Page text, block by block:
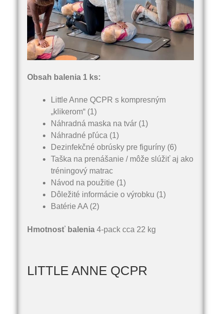
Obsah balenia 1 ks:
Little Anne QCPR s kompresným
„klikerom“ (1)
Náhradná maska na tvár (1)
Náhradné pľúca (1)
Dezinfekčné obrúsky pre figuríny (6)
Taška na prenášanie / môže slúžiť aj ako
tréningový matrac
Návod na použitie (1)
Dôležité informácie o výrobku (1)
Batérie AA (2)
Hmotnosť balenia 4-pack cca 22 kg
LITTLE ANNE QCPR